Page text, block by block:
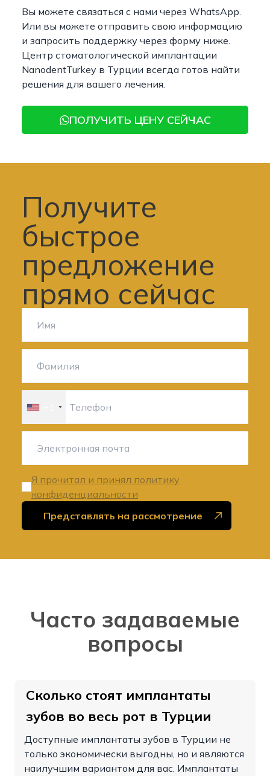
Вы можете связаться с нами через WhatsApp.
Или вы можете отправить свою информацию
и запросить поддержку через форму ниже.
Центр стоматологической имплантации
NanodentTurkey в Турции всегда готов найти
решения для вашего лечения.
ПОЛУЧИТЬ ЦЕНУ СЕЙЧАС
Получите
быстрое
предложение
прямо сейчас
Я прочитал и принял политику
конфиденциальности
Представлять на рассмотрение
Часто задаваемые
вопросы
Сколько стоят имплантаты
зубов во весь рот в Турции
Доступные имплантаты зубов в Турции не
только экономически выгодны, но и являются
наилучшим вариантом для вас. Имплантаты